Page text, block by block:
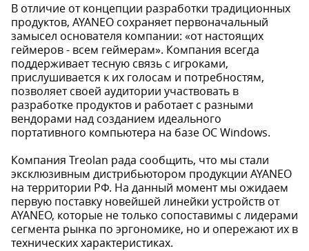
В отличие от концепции разработки традиционных
продуктов, AYANEO сохраняет первоначальный
замысел основателя компании: «от настоящих
геймеров - всем геймерам». Компания всегда
поддерживает тесную связь с игроками,
прислушивается к их голосам и потребностям,
позволяет своей аудитории участвовать в
разработке продуктов и работает с разными
вендорами над созданием идеального
портативного компьютера на базе ОС Windows.
Компания Treolan рада сообщить, что мы стали
эксклюзивным дистрибьютором продукции AYANEO
на территории РФ. На данный момент мы ожидаем
первую поставку новейшей линейки устройств от
AYANEO, которые не только сопоставимы с лидерами
сегмента рынка по эргономике, но и опережают их в
технических характеристиках.